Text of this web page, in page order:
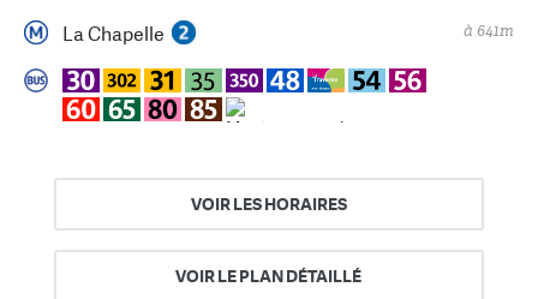
La Chapelle à 641m
VOIR LES HORAIRES
VOIR LE PLAN DÉTAILLÉ